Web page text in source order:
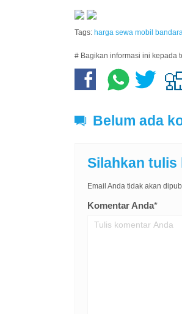
Tags: harga sewa mobil
# Bagikan informasi ini kepada
Belum ada
Silahkan tulis
Email Anda tidak akan
Komentar Anda*